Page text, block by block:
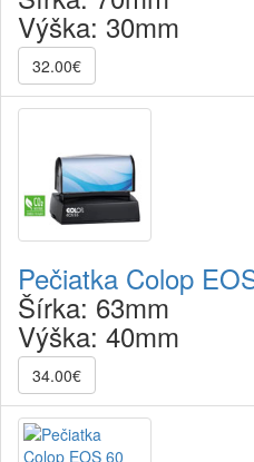
Výška: 30mm
32.00€
Pečiatka Colop
Šírka: 63mm
Výška: 40mm
34.00€